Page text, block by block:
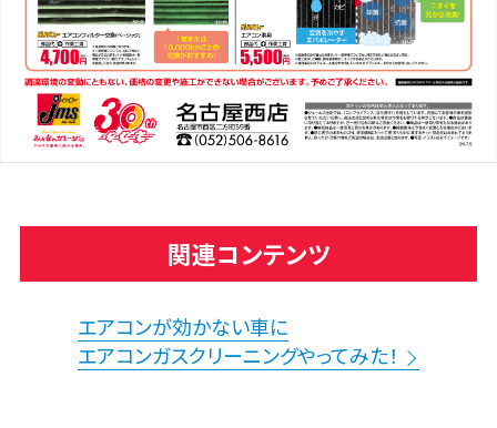
関連コンテンツ
エアコンが効かない車に
エアコンガスクリーニングやってみた！